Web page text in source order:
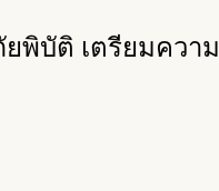
พิบัติ เตรียมความ